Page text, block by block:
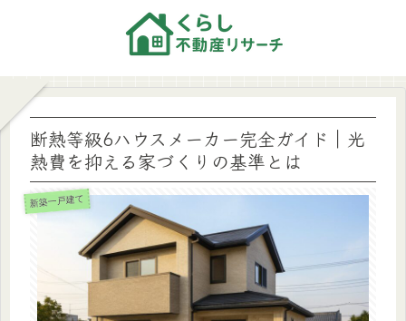
断熱等級6ハウスメーカー完全ガイド｜光
熱費を抑える家づくりの基準とは
新築一戸建て